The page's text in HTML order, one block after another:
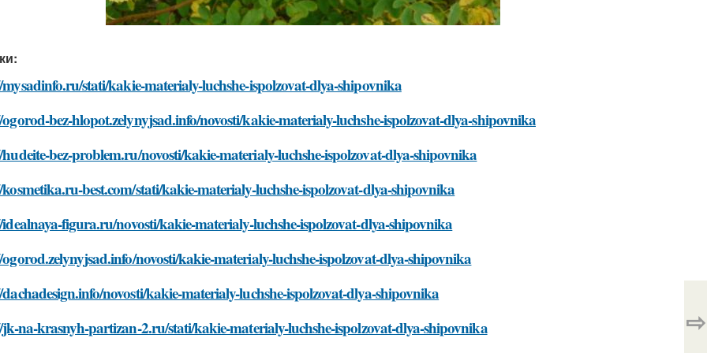
stati/kakie-materialy-luchshe-ispolzovat-dlya-shipovnika
bez-hlopot.zelynyjsad.info/novosti/kakie-materialy-luchshe-ispolzovat-dlya-shipovnika
bez-problem.ru/novosti/kakie-materialy-luchshe-ispolzovat-dlya-shipovnika
best.com/stati/kakie-materialy-luchshe-ispolzovat-dlya-shipovnika
figura.ru/novosti/kakie-materialy-luchshe-ispolzovat-dlya-shipovnika
novosti/kakie-materialy-luchshe-ispolzovat-dlya-shipovnika
novosti/kakie-materialy-luchshe-ispolzovat-dlya-shipovnika
na-krasnyh-partizan-2.ru/stati/kakie-materialy-luchshe-ispolzovat-dlya-shipovnika
⇨